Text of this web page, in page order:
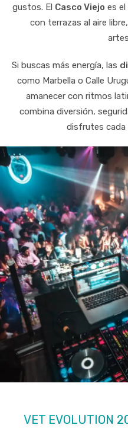
gustos. El Casco Viejo es
con terrazas al aire
Si buscas más energía, las
como Marbella o Calle
amanecer con ritmos
combina diversión,
disfrutes cada
VET EVOLUTION